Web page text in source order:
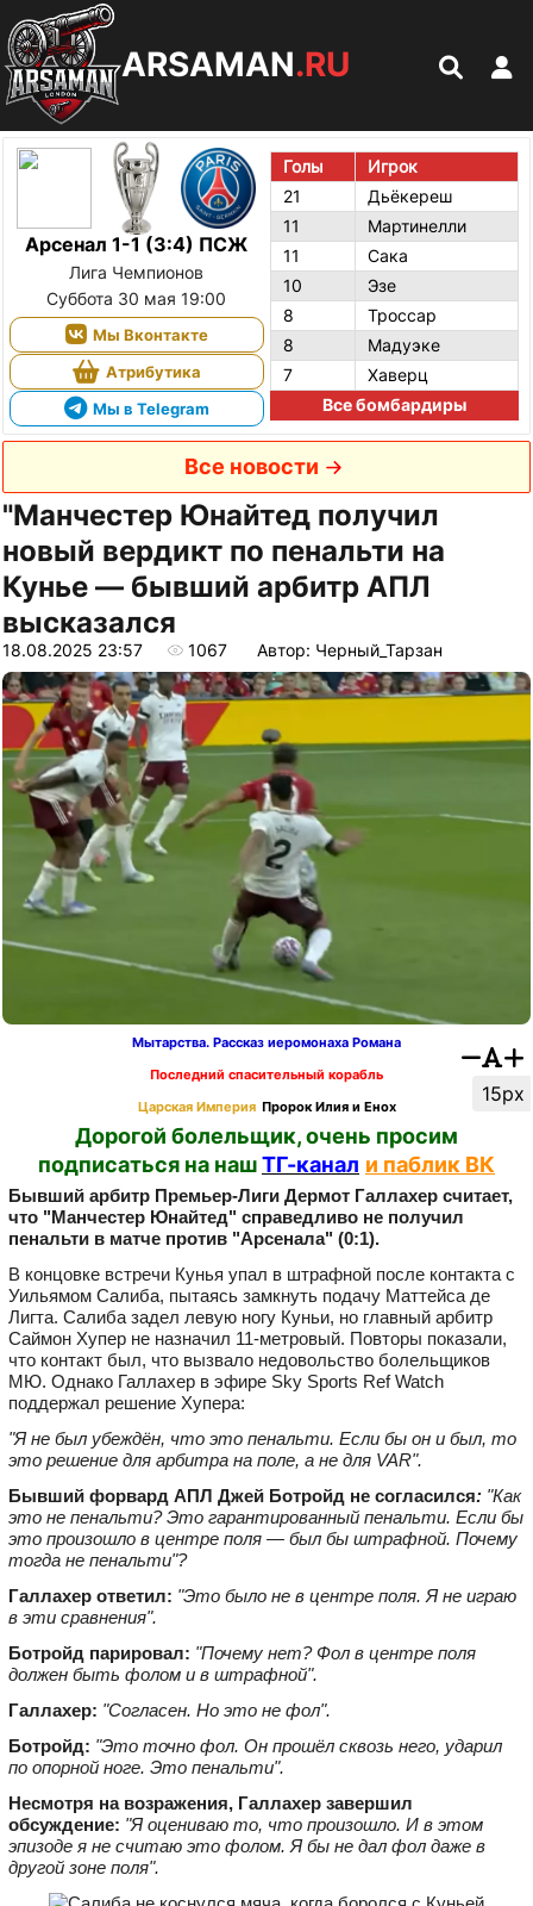
ARSAMAN.RU
Арсенал 1-1 (3:4) ПСЖ
Лига Чемпионов
Суббота 30 мая 19:00
Мы Вконтакте
Атрибутика
Мы в Telegram
Голы
Игрок
21
Дьёкереш
11
Мартинелли
11
Сака
10
Эзе
8
Троссар
8
Мадуэке
7
Хаверц
Все бомбардиры
Все новости
"Манчестер Юнайтед получил
новый вердикт по пенальти на
Кунье — бывший арбитр АПЛ
высказался
18.08.2025 23:57 1067 Автор: Черный_Тарзан
15px
Мытарства. Рассказ иеромонаха Романа
Последний спасительный корабль
Царская Империя Пророк Илия и Енох
Дорогой болельщик, очень просим
подписаться на нашТГ-канал и паблик ВК
Бывший арбитр Премьер-Лиги Дермот Галлахер считает,
что "Манчестер Юнайтед" справедливо не получил
пенальти в матче против "Арсенала" (0:1).
В концовке встречи Кунья упал в штрафной после контакта с
Уильямом Салиба, пытаясь замкнуть подачу Маттейса де
Лигта. Салиба задел левую ногу Куньи, но главный арбитр
Саймон Хупер не назначил 11-метровый. Повторы показали,
что контакт был, что вызвало недовольство болельщиков
МЮ. Однако Галлахер в эфире Sky Sports Ref Watch
поддержал решение Хупера:
"Я не был убеждён, что это пенальти. Если бы он и был, то
это решение для арбитра на поле, а не для VAR".
Бывший форвард АПЛ Джей Ботройд не согласился: "Как
это не пенальти? Это гарантированный пенальти. Если бы
это произошло в центре поля — был бы штрафной. Почему
тогда не пенальти"?
Галлахер ответил: "Это было не в центре поля. Я не играю
в эти сравнения".
Ботройд парировал: "Почему нет? Фол в центре поля
должен быть фолом и в штрафной".
Галлахер: "Согласен. Но это не фол".
Ботройд: "Это точно фол. Он прошёл сквозь него, ударил
по опорной ноге. Это пенальти".
Несмотря на возражения, Галлахер завершил
обсуждение: "Я оцениваю то, что произошло. И в этом
эпизоде я не считаю это фолом. Я бы не дал фол даже в
другой зоне поля".